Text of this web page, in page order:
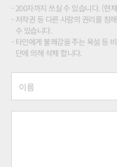
200자까지 쓰실 수 있습니다. (현
저작권 등 다른 사람의 권리를 침
수 있습니다.
타인에게 불쾌감을 주는 욕설 등
단에 의해 삭제 합니다.